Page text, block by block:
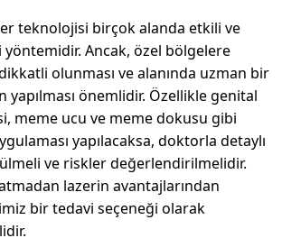
teknolojisi birçok alanda etkili ve
yöntemidir. Ancak, özel bölgelere
olunması ve alanında uzman bir
önemlidir. Özellikle genital
meme ucu ve meme dokusu gibi
yapılacaksa, doktorla detaylı
ve riskler değerlendirilmelidir.
atmadan lazerin avantajlarından
bir tedavi seçeneği olarak